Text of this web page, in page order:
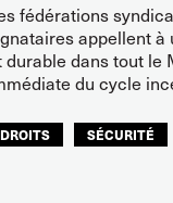
fédérations
appellent à
durable dans tout le
du cycle
DROITS SÉCURITÉ